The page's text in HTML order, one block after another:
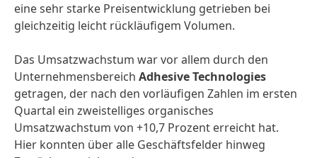
eine sehr starke Preisentwicklung getrieben bei
gleichzeitig leicht rückläufigem Volumen.
Das Umsatzwachstum war vor allem durch den
Unternehmensbereich Adhesive Technologies
getragen, der nach den vorläufigen Zahlen im ersten
Quartal ein zweistelliges organisches
Umsatzwachstum von +10,7 Prozent erreicht hat.
Hier konnten über alle Geschäftsfelder hinweg